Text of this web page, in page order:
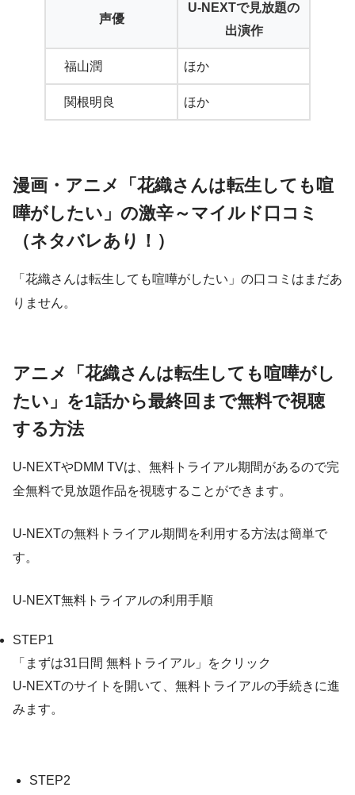
声優
U-NEXTで見放題の
出演作
福山潤 ほか
関根明良 ほか
漫画・アニメ「花織さんは転生しても喧
嘩がしたい」の激辛～マイルド口コミ
（ネタバレあり！）
「花織さんは転生しても喧嘩がしたい」の口コミはまだあ
りません。
アニメ「花織さんは転生しても喧嘩がし
たい」を1話から最終回まで無料で視聴
する方法
U-NEXTやDMM TVは、無料トライアル期間があるので完
全無料で見放題作品を視聴することができます。
U-NEXTの無料トライアル期間を利用する方法は簡単で
す。
U-NEXT無料トライアルの利用手順
STEP1
「まずは31日間 無料トライアル」をクリック
U-NEXTのサイトを開いて、無料トライアルの手続きに進
みます。
STEP2